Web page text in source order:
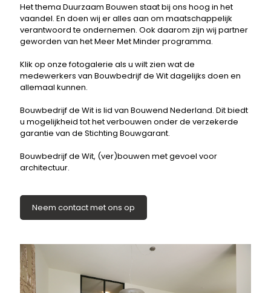
Het thema Duurzaam Bouwen staat bij ons hoog in het
vaandel. En doen wij er alles aan om maatschappelijk
verantwoord te ondernemen. Ook daarom zijn wij partner
geworden van het Meer Met Minder programma.
Klik op onze fotogalerie als u wilt zien wat de
medewerkers van Bouwbedrijf de Wit dagelijks doen en
allemaal kunnen.
Bouwbedrijf de Wit is lid van Bouwend Nederland. Dit biedt
u mogelijkheid tot het verbouwen onder de verzekerde
garantie van de Stichting Bouwgarant.
Bouwbedrijf de Wit, (ver)bouwen met gevoel voor
architectuur.
Neem contact met ons op